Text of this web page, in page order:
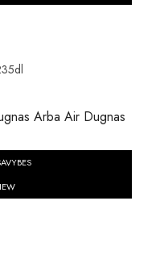
Arba Air Dugnas